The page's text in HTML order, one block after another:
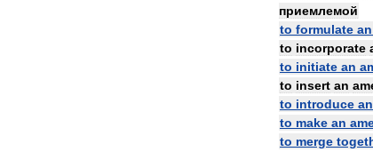
приемлемой
to formulate an
to incorporate
to initiate an
to insert an
to introduce an
to make an
to merge